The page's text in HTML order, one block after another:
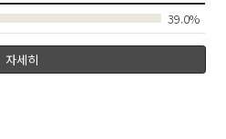
39.0%
자세히